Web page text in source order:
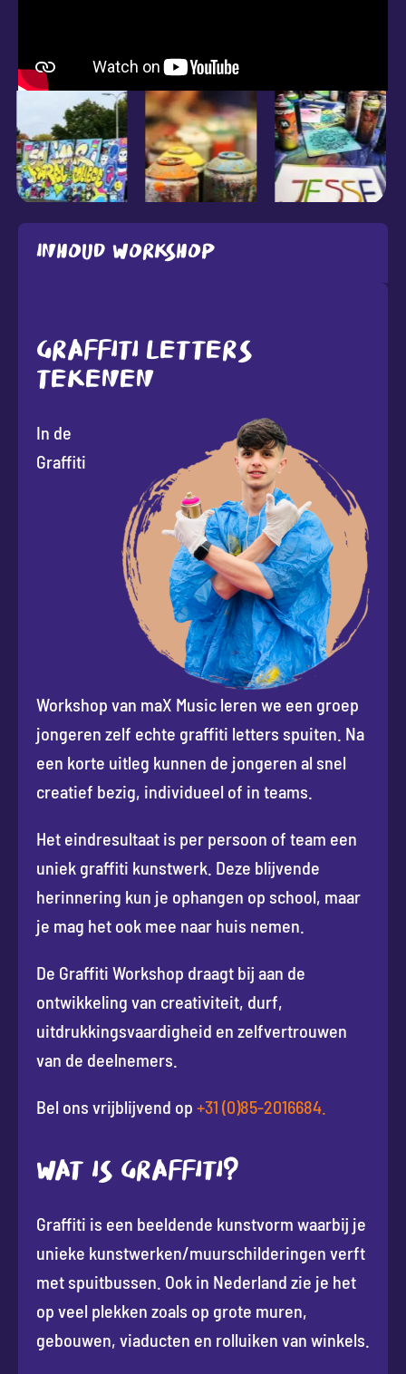
Inhoud workshop
GRAFFITI LETTERS
TEKENEN
In de
Graffiti
Workshop van maX Music leren we een groep
jongeren zelf echte graffiti letters spuiten. Na
een korte uitleg kunnen de jongeren al snel
creatief bezig, individueel of in teams.
Het eindresultaat is per persoon of team een
uniek graffiti kunstwerk. Deze blijvende
herinnering kun je ophangen op school, maar
je mag het ook mee naar huis nemen.
De Graffiti Workshop draagt bij aan de
ontwikkeling van creativiteit, durf,
uitdrukkingsvaardigheid en zelfvertrouwen
van de deelnemers.
Bel ons vrijblijvend op +31 (0)85-2016684.
WAT IS GRAFFITI?
Graffiti is een beeldende kunstvorm waarbij je
unieke kunstwerken/muurschilderingen verft
met spuitbussen. Ook in Nederland zie je het
op veel plekken zoals op grote muren,
gebouwen, viaducten en rolluiken van winkels.